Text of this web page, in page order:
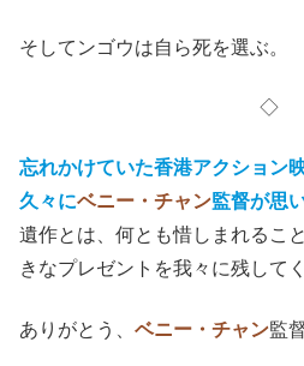
そしてンゴウは自ら死を選ぶ。
◇
忘れかけていた香港アクション
久々にベニー・チャン監督が思
遺作とは、何とも惜しまれるこ
きなプレゼントを我々に残して
ありがとう、 ベニー・チャン監